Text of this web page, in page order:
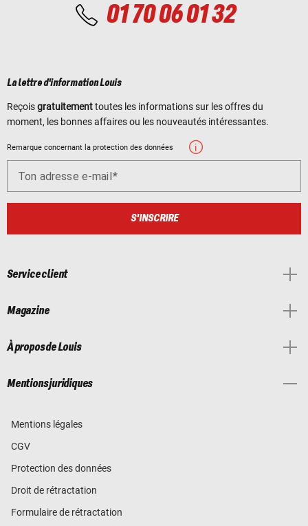
01 70 06 01 32
La lettre d'information Louis
Reçoisgratuitementtoutes les informations sur les offres du
moment, les bonnes affaires ou les nouveautés intéressantes.
Remarque concernant la protection des données
Ton adresse e-mail
S'INSCRIRE
Service client
Magazine
À propos de Louis
Mentions juridiques
Mentions légales
CGV
Protection des données
Droit de rétractation
Formulaire de rétractation